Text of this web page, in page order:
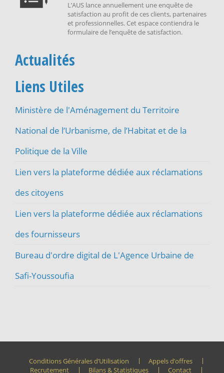
L’AUS lance annuellement une enquête de
satisfaction au profit de ces clients, partenaires
et professionnelles. Cet espace contiendra le
formulaire de l’enquête de satisfaction.
Actualités
Liens Utiles
Ministère de l'Aménagement du Territoire
National de l’Urbanisme, de l’Habitat et de la
Politique de la Ville
Lien vers la plateforme dédiée aux réclamations
des citoyens
Lien vers la plateforme dédiée aux réclamations
des fournisseurs
Bureau d'ordre digital de L'Agence Urbaine de
Safi-Youssoufia
Conditions Générales d’Utilisation
Appels d’offres
Recrutement
Bilans & Statistiques Contact